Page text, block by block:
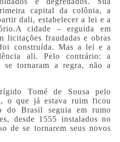
capital da colônia, a
dali, estabelecer a lei e a
cidade – erguida em
licitações fraudadas e obras
construída. Mas a lei e a
ali. Pelo contrário: a
se tornaram a regra, não a
Tomé de Sousa pelo
o que já estava ruim ficou
do Brasil seguia em rumo
desde 1555 instalados no
de se tornarem seus novos